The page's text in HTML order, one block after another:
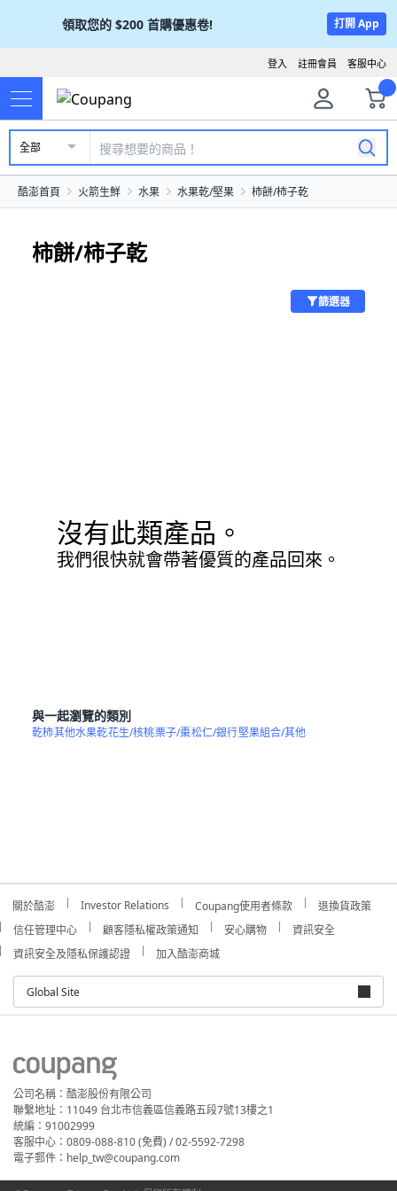
領取您的 $200 首購優惠卷! 打開 App
客服中心
註冊會員
登入
全部
酷澎首頁 火箭生鮮 水果 水果乾/堅果 柿餅/柿子乾
柿餅/柿子乾
篩選器
沒有此類產品。
我們很快就會帶著優質的產品回來。
與一起瀏覽的類別
乾柿其他水果乾花生/核桃栗子/棗松仁/銀行堅果組合/其他
關於酷澎 Investor Relations Coupang使用者條款
退換貨政策
信任管理中心
顧客隱私權政策通知 安心購物
資訊安全
資訊安全及隱私保護認證
加入酷澎商城
Global Site
公司名稱：酷澎股份有限公司
聯繫地址：11049 台北市信義區信義路五段7號13樓之1
統編：91002999
客服中心：0809-088-810 (免費) / 02-5592-7298
電子郵件：help_tw@coupang.com